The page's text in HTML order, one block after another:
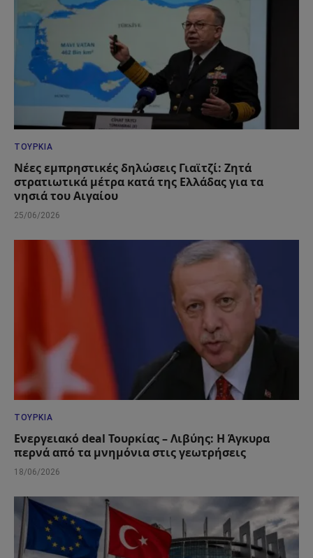
ΤΟΥΡΚΊΑ
Νέες εμπρηστικές δηλώσεις Γιαϊτζί: Ζητά
στρατιωτικά μέτρα κατά της Ελλάδας για τα
νησιά του Αιγαίου
25/06/2026
ΤΟΥΡΚΊΑ
Ενεργειακό deal Τουρκίας – Λιβύης: Η Άγκυρα
περνά από τα μνημόνια στις γεωτρήσεις
18/06/2026